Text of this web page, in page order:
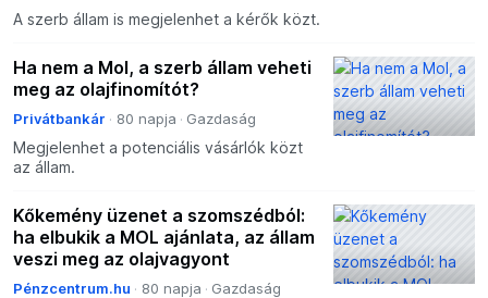
A szerb állam is megjelenhet a kérők közt.
Ha nem a Mol, a szerb állam veheti
meg az olajfinomítót?
Privátbankár 80 napja Gazdaság
Megjelenhet a potenciális vásárlók közt
az állam.
Kőkemény üzenet a szomszédból:
ha elbukik a MOL ajánlata, az állam
veszi meg az olajvagyont
Pénzcentrum.hu 80 napja Gazdaság